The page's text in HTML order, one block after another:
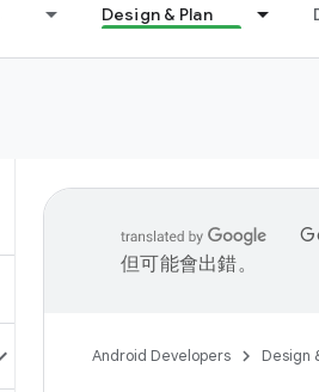
Design & Plan
但可能會出錯。
Android Developers Design